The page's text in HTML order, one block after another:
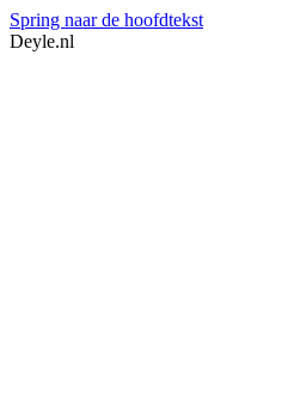
Spring naar de hoofdtekst
Deyle.nl